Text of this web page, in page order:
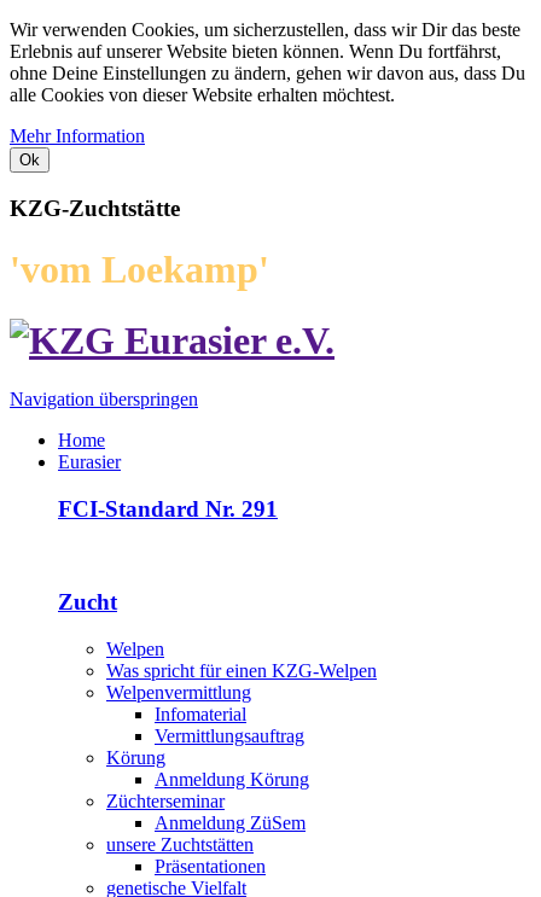
Wir verwenden Cookies, um sicherzustellen, dass wir Dir das beste
Erlebnis auf unserer Website bieten können. Wenn Du fortfährst,
ohne Deine Einstellungen zu ändern, gehen wir davon aus, dass Du
alle Cookies von dieser Website erhalten möchtest.
Mehr Information
Ok
KZG-Zuchtstätte
'vom Loekamp'
Navigation überspringen
Home
Eurasier
FCI-Standard Nr. 291
Zucht
Welpen
Was spricht für einen KZG-Welpen
Welpenvermittlung
Infomaterial
Vermittlungsauftrag
Körung
Anmeldung Körung
Züchterseminar
Anmeldung ZüSem
unsere Zuchtstätten
Präsentationen
genetische Vielfalt